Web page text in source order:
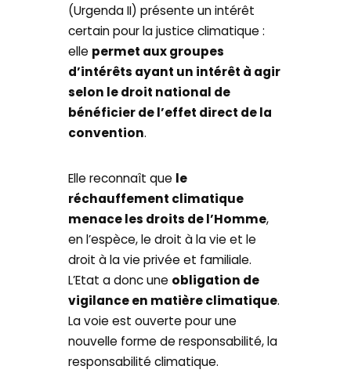
(Urgenda II) présente un intérêt
certain pour la justice climatique :
elle permet aux groupes
d’intérêts ayant un intérêt à agir
selon le droit national de
bénéficier de l’effet direct de la
convention.
Elle reconnaît que le
réchauffement climatique
menace les droits de l’Homme,
en l’espèce, le droit à la vie et le
droit à la vie privée et familiale.
L’Etat a donc une obligation de
vigilance en matière climatique.
La voie est ouverte pour une
nouvelle forme de responsabilité, la
responsabilité climatique.